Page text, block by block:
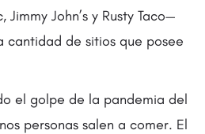
John’s y Rusty Taco—
cantidad de sitios que posee
el golpe de la pandemia del
personas salen a comer. El